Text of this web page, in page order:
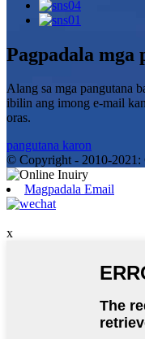
Pagpadala mga
Alang sa mga pangutana
ibilin ang imong e-mail
oras.
pangutana karon
© Copyright - 2010-2021:
Magpadala Email
x